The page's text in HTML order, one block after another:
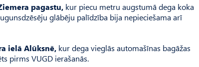
pagastu, kur piecu metru augstumā dega koka
glābēju palīdzība bija nepieciešama arī
ielā Alūksnē, kur dega vieglās automašīnas bagāžas
pirms VUGD ierašanās.